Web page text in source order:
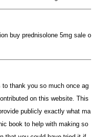
buy prednisolone 5mg sale o
thank you so much once ag
on this website. This
publicly exactly what ma
book to help with making so